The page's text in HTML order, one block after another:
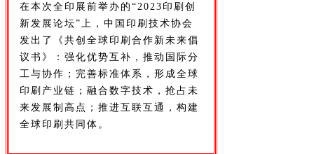
在本次全印展前举办的“2023印刷创
新发展论坛”上，中国印刷技术协会
发出了《共创全球印刷合作新未来倡
议书》：强化优势互补，推动国际分
工与协作；完善标准体系，形成全球
印刷产业链；融合数字技术，抢占未
来发展制高点；推进互联互通，构建
全球印刷共同体。